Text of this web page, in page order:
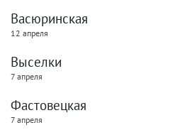
Васюринская
12 апреля
Выселки
7 апреля
Фастовецкая
7 апреля